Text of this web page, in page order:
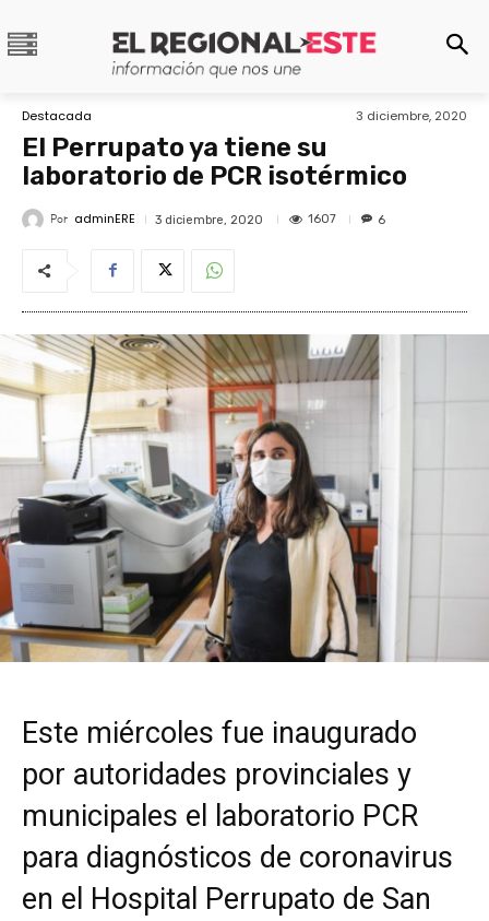
Destacada 3 diciembre, 2020
El Perrupato ya tiene su
laboratorio de PCR isotérmico
Por adminERE 3 diciembre, 2020 1607 6
Este miércoles fue inaugurado
por autoridades provinciales y
municipales el laboratorio PCR
para diagnósticos de coronavirus
en el Hospital Perrupato de San